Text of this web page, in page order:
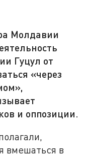
Молдавии
Гуцул от
«через
и оппозиции.
вмешаться в